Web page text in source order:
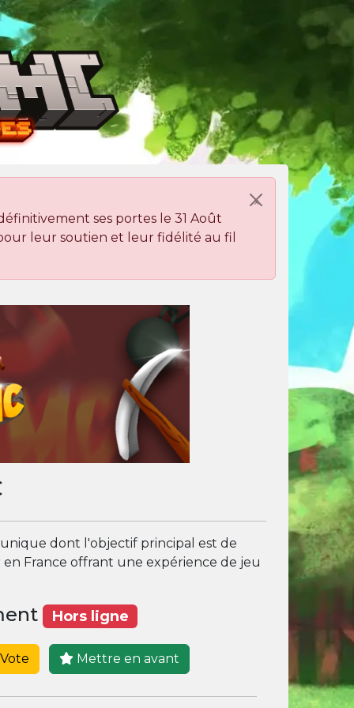
ses portes le 31 Août
leur soutien et leur fidélité au fil
×
dont l'objectif principal est de
France offrant une expérience de jeu
Hors ligne
Mettre en avant